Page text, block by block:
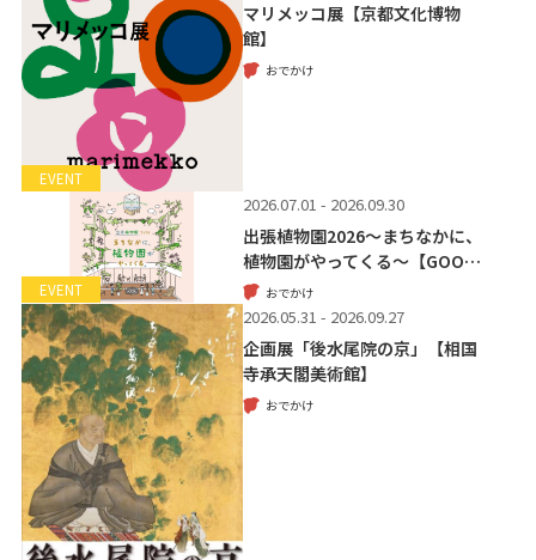
EVENT
マリメッコ展【京都文化博物
館】
おでかけ
EVENT
2026.07.01 - 2026.09.30
出張植物園2026～まちなかに、
植物園がやってくる～【GOO…
おでかけ
2026.05.31 - 2026.09.27
企画展「後水尾院の京」【相国
寺承天閣美術館】
おでかけ